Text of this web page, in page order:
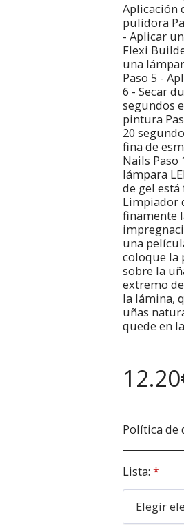
Aplicación
pulidora
- Aplicar
Flexi
una
Paso 5 -
6 - Secar
segundos
pintura
20
fina de
Nails Paso
lámpara
de gel
Limpiador
finamente
una
coloque la
sobre la
extremo
la lámina,
uñas
quede en
12.20
Política de
Lista: *
Elegir